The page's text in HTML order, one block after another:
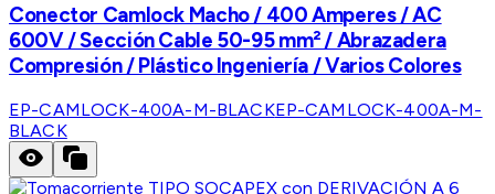
Conector Camlock Macho / 400 Amperes / AC
600V / Sección Cable 50-95 mm² / Abrazadera
Compresión / Plástico Ingeniería / Varios Colores
EP-CAMLOCK-400A-M-BLACKEP-CAMLOCK-400A-M-
BLACK